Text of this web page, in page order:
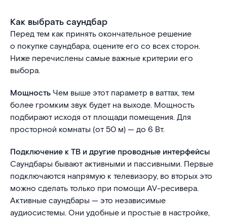
Как выбрать саундбар
Перед тем как принять окончательное решение
о покупке саундбара, оцените его со всех сторон.
Ниже перечислены самые важные критерии его
выбора.
Мощность Чем выше этот параметр в ваттах, тем
более громким звук будет на выходе. Мощность
подбирают исходя от площади помещения. Для
просторной комнаты (от 50 м) — до 6 Вт.
Подключение к ТВ и другие проводные интерфейсы
Саундбары бывают активными и пассивными. Первые
подключаются напрямую к телевизору, во вторых это
можно сделать только при помощи AV-ресивера.
Активные саундбары — это независимые
аудиосистемы. Они удобные и простые в настройке,